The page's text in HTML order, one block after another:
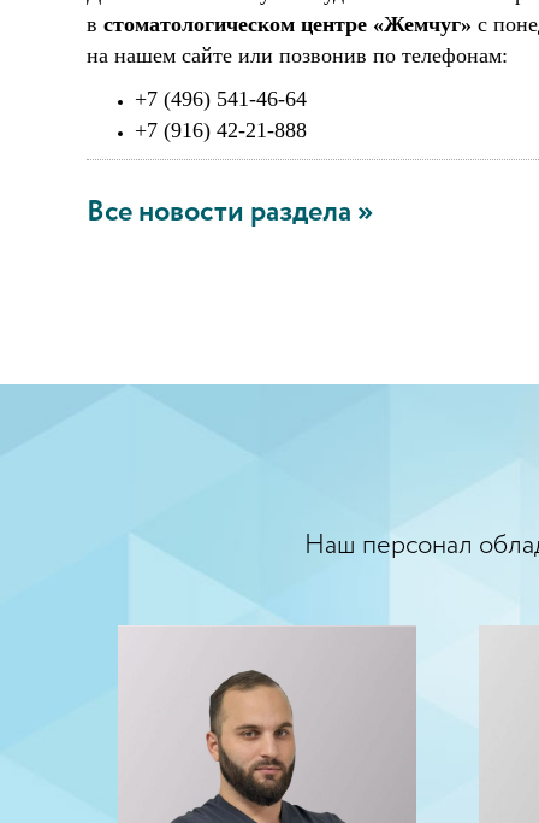
в стоматологическом центре «Жемчуг» с
на нашем сайте или позвонив по телефонам:
+7 (496) 541-46-64
+7 (916) 42-21-888
Все новости раздела »
Наш персонал